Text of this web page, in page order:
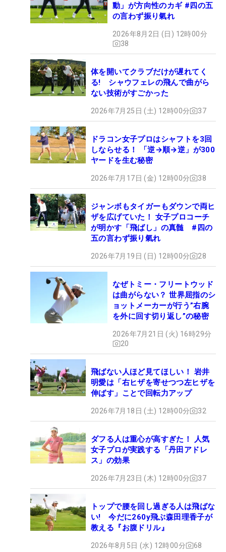
動」が方向性のカギ #四の五
の言わず振り氣れ
2026年8月2日 (日) 12時00分
38
体を開いてクラブだけが遅れてく
る! シャウフェレの飛んで曲がら
ない技術がすごかった
2026年7月25日 (土) 12時00分 37
ドラコン女子プロはシャフトを3回
しならせる！ 「逆→順→逆」が300
ヤードを生む秘密
2026年7月17日 (金) 12時00分 38
ジャンボもタイガーもダウンで両ヒ
ザを広げていた！ 女子プロコーチ
が明かす「飛ばし」の真髄 #四の
五の言わず振り氣れ
2026年7月19日 (日) 12時00分 28
なぜトミー・フリートウッド
は曲がらない？ 世界屈指のシ
ョットメーカーが行う”右腕
を外に回す切り返し”の秘密
2026年7月21日 (火) 16時29分
20
飛ばない人ほど見てほしい！ 岩井
明愛は「右ヒザを寄せつつ左ヒザを
伸ばす」ことで回転力アップ
2026年7月18日 (土) 12時00分 32
ダフる人は重心が高すぎた！ 人気
女子プロが実践する「丹田アドレ
ス」の効果
2026年7月23日 (木) 12時00分 37
トップで腰を回し過ぎる人は飛ばな
い! 今だに260y飛ぶ森田理香子が
教える『お腹ドリル』
2026年8月5日 (水) 12時00分 68